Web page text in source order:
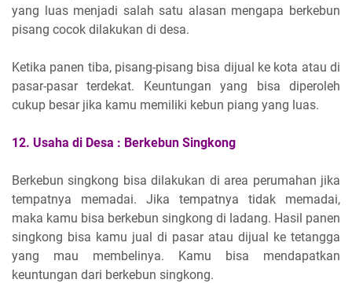
yang luas menjadi salah satu alasan mengapa berkebun
pisang cocok dilakukan di desa.
Ketika panen tiba, pisang-pisang bisa dijual ke kota atau di
pasar-pasar terdekat. Keuntungan yang bisa diperoleh
cukup besar jika kamu memiliki kebun piang yang luas.
12. Usaha di Desa : Berkebun Singkong
Berkebun singkong bisa dilakukan di area perumahan jika
tempatnya memadai. Jika tempatnya tidak memadai,
maka kamu bisa berkebun singkong di ladang. Hasil panen
singkong bisa kamu jual di pasar atau dijual ke tetangga
yang mau membelinya. Kamu bisa mendapatkan
keuntungan dari berkebun singkong.